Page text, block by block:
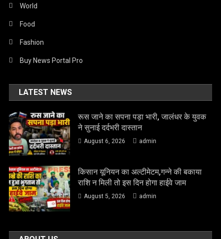
World
Food
Fashion
Buy News Portal Pro
LATEST NEWS
रूस जाने का सपना पड़ा भारी, जालंधर के युवक
ने सुनाई दर्दभरी दास्तान
August 6, 2026 admin
किसान यूनियन का अल्टीमेटम,गन्ने की बकाया
राशि न मिली तो इस दिन होगा हाईवे जाम
August 5, 2026 admin